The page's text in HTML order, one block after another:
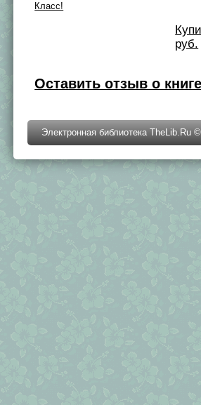
Класс!
руб.
Оставить отзыв о книге
Электронная библиотека TheLib.Ru